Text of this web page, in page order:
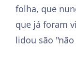
folha, que
que já foram
lidou são